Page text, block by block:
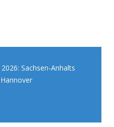
Sachsen-Anhalts